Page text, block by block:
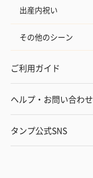
出産内祝い
その他のシーン
ご利用ガイド
ヘルプ・お問い合わせ
タンプ公式SNS